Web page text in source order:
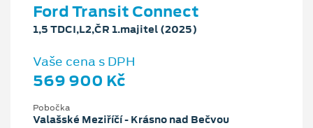
Ford Transit Connect
1,5 TDCI,L2,ČR 1.majitel (2025)
Vaše cena s DPH
569 900 Kč
Pobočka
Valašské Meziříčí - Krásno nad Bečvou